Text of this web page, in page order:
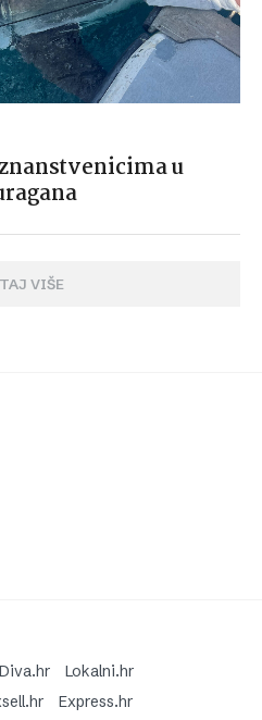
u
VIŠE
Diva.hr
Lokalni.hr
Express.hr